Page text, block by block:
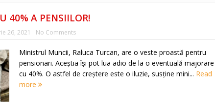
40% A PENSIILOR!
26, 2021 No Comments
Ministrul Muncii, Raluca Turcan, are o veste proastă pentru
pensionari. Aceștia își pot lua adio de la o eventuală majorare
cu 40%. O astfel de creștere este o iluzie, susține mini... Read
more